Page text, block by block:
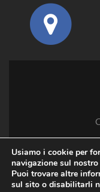
Usiamo i cookie per
navigazione sul
Puoi trovare altre
sul sito o disabilitarli